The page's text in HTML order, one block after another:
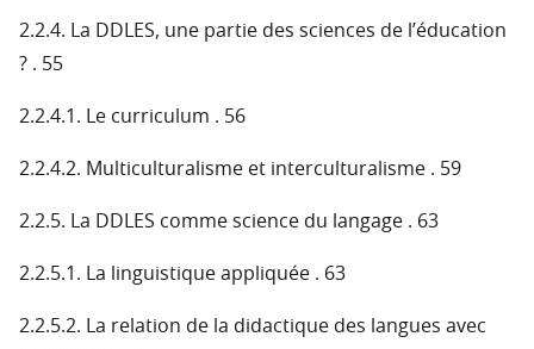
2.2.4. La DDLES, une partie des sciences de l’éducation
? . 55
2.2.4.1. Le curriculum . 56
2.2.4.2. Multiculturalisme et interculturalisme . 59
2.2.5. La DDLES comme science du langage . 63
2.2.5.1. La linguistique appliquée . 63
2.2.5.2. La relation de la didactique des langues avec